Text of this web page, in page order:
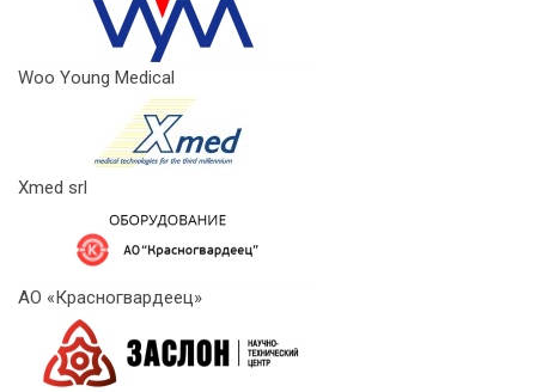
Woo Young Medical
Xmed srl
АО «Красногвардеец»